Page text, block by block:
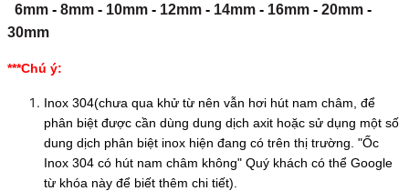
6mm- 8mm- 10mm- 12mm- 14mm- 16mm- 20mm-
30mm
***Chú ý:
Inox 304(chưa qua khử từ nên vẫn hơi hút nam châm, để
phân biệt được cần dùng dung dịch axit hoặc sử dụng một số
dung dịch phân biệt inox hiện đang có trên thị trường. "Ốc
Inox 304 có hút nam châm không" Quý khách có thể Google
từ khóa này để biết thêm chi tiết).